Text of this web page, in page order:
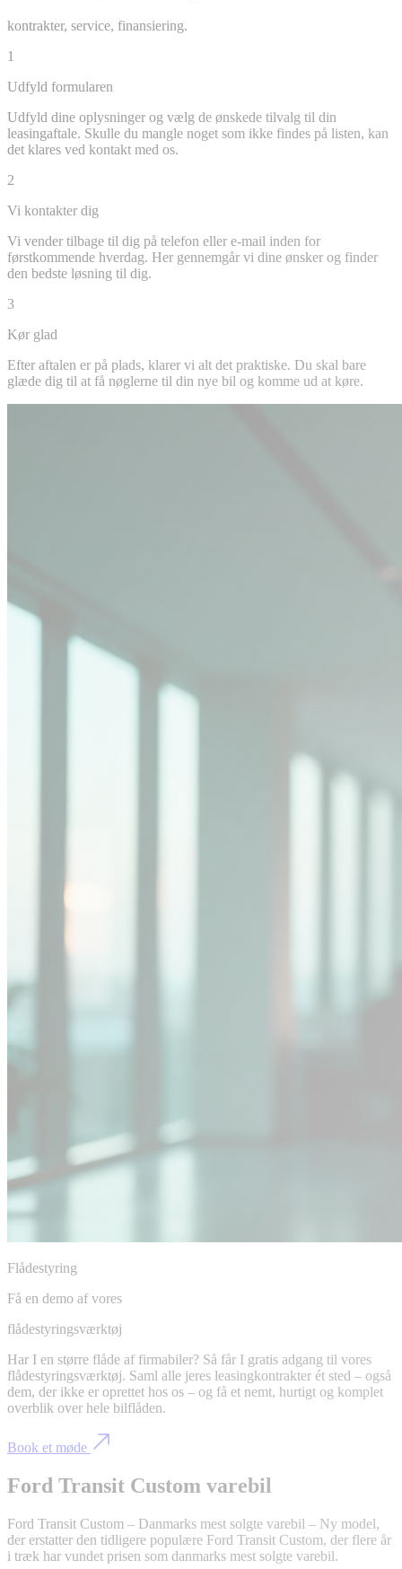
kontrakter, service, finansiering.
1
Udfyld formularen
Udfyld dine oplysninger og vælg de ønskede tilvalg til din
leasingaftale. Skulle du mangle noget som ikke findes på listen, kan
det klares ved kontakt med os.
2
Vi kontakter dig
Vi vender tilbage til dig på telefon eller e-mail inden for
førstkommende hverdag. Her gennemgår vi dine ønsker og finder
den bedste løsning til dig.
3
Kør glad
Efter aftalen er på plads, klarer vi alt det praktiske. Du skal bare
glæde dig til at få nøglerne til din nye bil og komme ud at køre.
Flådestyring
Få en demo af vores
flådestyringsværktøj
Har I en større flåde af firmabiler? Så får I gratis adgang til vores
flådestyringsværktøj. Saml alle jeres leasingkontrakter ét sted – også
dem, der ikke er oprettet hos os – og få et nemt, hurtigt og komplet
overblik over hele bilflåden.
Book et møde
Ford Transit Custom varebil
Ford Transit Custom – Danmarks mest solgte varebil – Ny model,
der erstatter den tidligere populære Ford Transit Custom, der flere år
i træk har vundet prisen som danmarks mest solgte varebil.